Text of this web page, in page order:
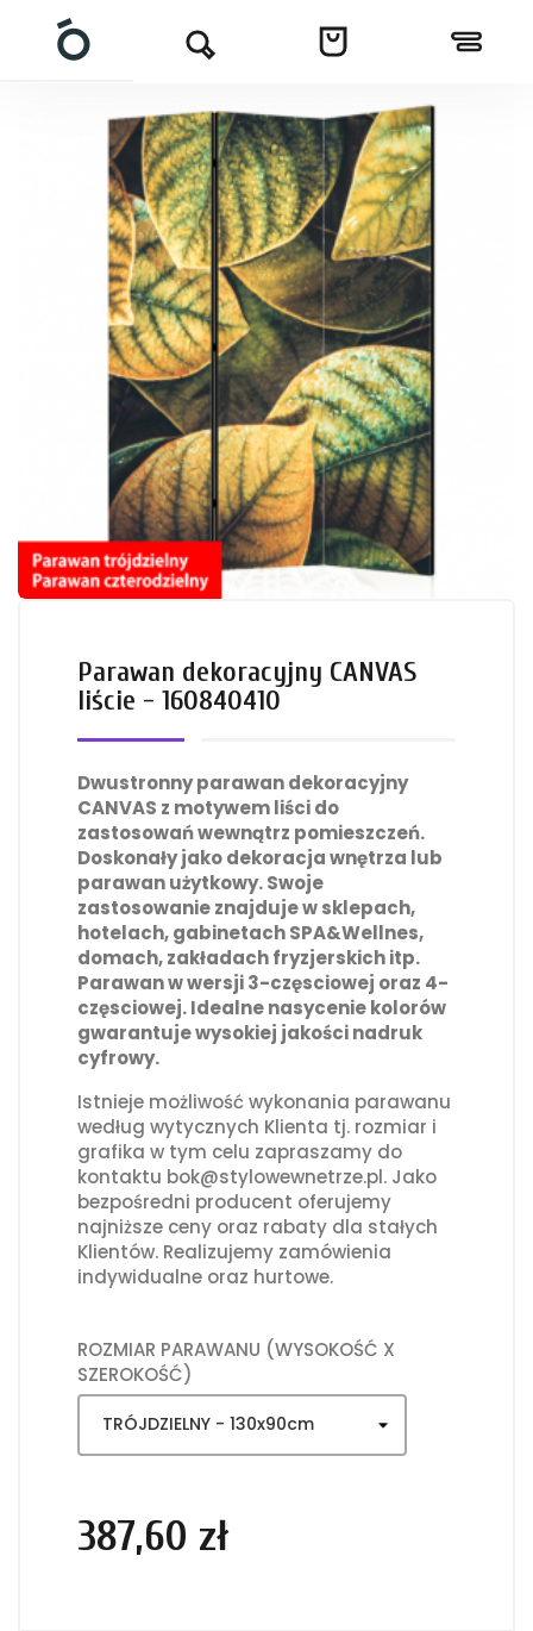
Parawan dekoracyjny CANVAS
liście - 160840410
Dwustronny parawan dekoracyjny
CANVAS z motywem liści do
zastosowań wewnątrz pomieszczeń.
Doskonały jako dekoracja wnętrza lub
parawan użytkowy. Swoje
zastosowanie znajduje w sklepach,
hotelach, gabinetach SPA&Wellnes,
domach, zakładach fryzjerskich itp.
Parawan w wersji 3-częsciowej oraz 4-
częsciowej. Idealne nasycenie kolorów
gwarantuje wysokiej jakości nadruk
cyfrowy.
Istnieje możliwość wykonania parawanu
według wytycznych Klienta tj. rozmiar i
grafika w tym celu zapraszamy do
kontaktu bok@stylowewnetrze.pl. Jako
bezpośredni producent oferujemy
najniższe ceny oraz rabaty dla stałych
Klientów. Realizujemy zamówienia
indywidualne oraz hurtowe.
ROZMIAR PARAWANU (WYSOKOŚĆ X
SZEROKOŚĆ)
387,60 zł